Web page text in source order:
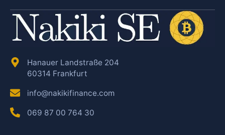
Hanauer Landstraße 204
60314 Frankfurt
info@nakikifinance.com
069 87 00 764 30